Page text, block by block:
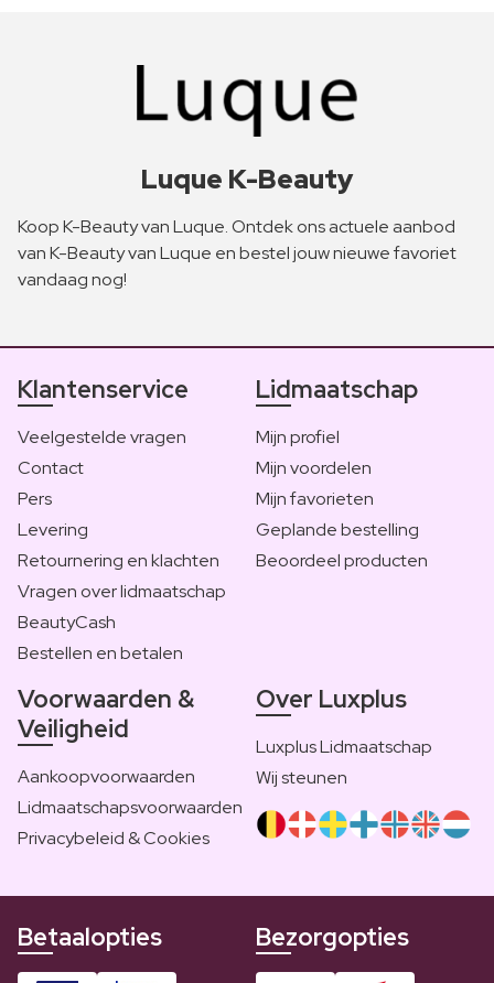
Luque K-Beauty
Koop K-Beauty van Luque. Ontdek ons actuele aanbod
van K-Beauty van Luque en bestel jouw nieuwe favoriet
vandaag nog!
Klantenservice
Veelgestelde vragen
Contact
Pers
Levering
Retournering en klachten
Vragen over lidmaatschap
BeautyCash
Bestellen en betalen
Lidmaatschap
Mijn profiel
Mijn voordelen
Mijn favorieten
Geplande bestelling
Beoordeel producten
Voorwaarden &
Veiligheid
Aankoopvoorwaarden
Lidmaatschapsvoorwaarden
Privacybeleid & Cookies
Over Luxplus
Luxplus Lidmaatschap
Wij steunen
Betaalopties Bezorgopties